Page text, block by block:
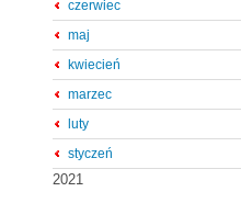
czerwiec
maj
kwiecień
marzec
luty
styczeń
2021